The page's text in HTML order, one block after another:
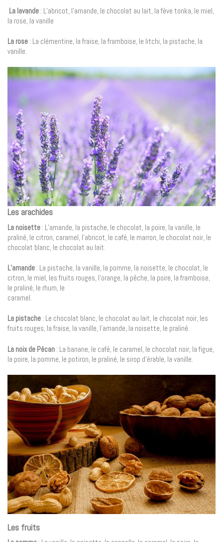
La lavande : L’abricot, l’amande, le chocolat au lait, la fève tonka, le miel,
la rose, la vanille
La rose : La clémentine, la fraise, la framboise, le litchi, la pistache, la
vanille.
Les arachides
La noisette : L’amande, la pistache, le chocolat, la poire, la vanille, le
praliné, le citron, caramel, l’abricot, le café, le marron, le chocolat noir, le
chocolat blanc, le chocolat au lait.
L’amande : La pistache, la vanille, la pomme, la noisette, le chocolat, le
citron, le miel, les fruits rouges, l’orange, la pêche, la poire, la framboise,
le praliné, le rhum, le
caramel.
La pistache : Le chocolat blanc, le chocolat au lait, le chocolat noir, les
fruits rouges, la fraise, la vanille, l’amande, la noisette, le praliné.
La noix de Pécan : La banane, le café, le caramel, le chocolat noir, la figue,
la poire, la pomme, le potiron, le praliné, le sirop d’érable, la vanille.
Les fruits